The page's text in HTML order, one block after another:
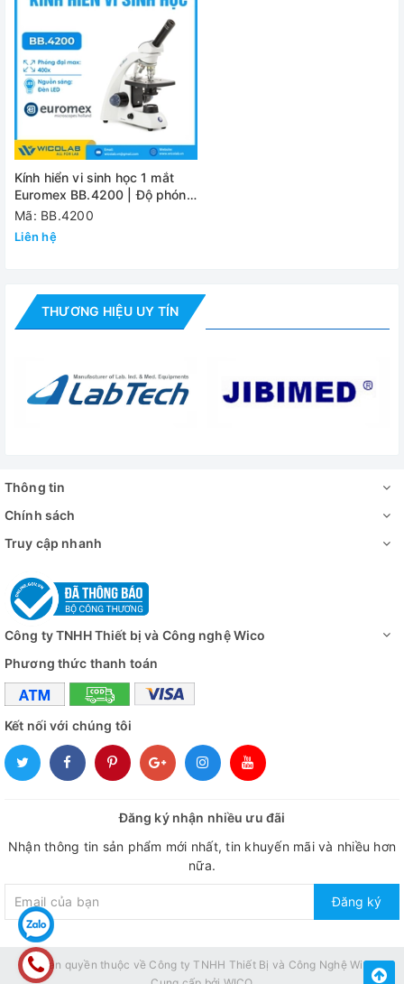
Kính hiển vi sinh học 1 mắt
Euromex BB.4200 | Độ phóng
đại 400 lần
Mã: BB.4200
Liên hệ
THƯƠNG HIỆU UY TÍN
Thông tin
Chính sách
Truy cập nhanh
Công ty TNHH Thiết bị và Công nghệ Wico
Phương thức thanh toán
Kết nối với chúng tôi
Đăng ký nhận nhiều ưu đãi
Nhận thông tin sản phẩm mới nhất, tin khuyến mãi và nhiều hơn
nữa.
Đăng ký
© Bản quyền thuộc về Công ty TNHH Thiết Bị và Công Nghệ Wico